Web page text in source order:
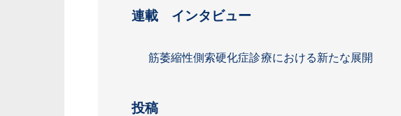
連載 インタビュー
筋萎縮性側索硬化症診療における新たな展開
投稿